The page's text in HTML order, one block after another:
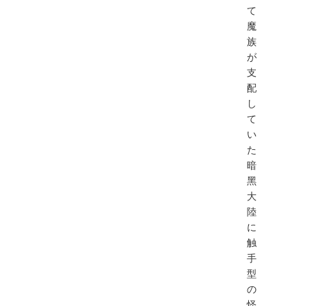
て
魔
族
が
⽀
配
し
て
い
た
暗
⿊
⼤
陸
に
触
⼿
型
の